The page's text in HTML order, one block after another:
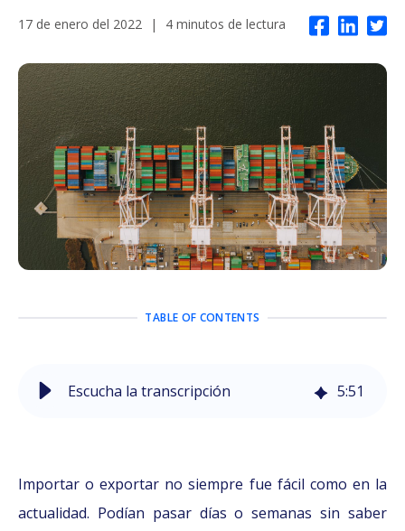
17 de enero del 2022 | 4 minutos de lectura
TABLE OF CONTENTS
Escucha la transcripción 5:51
Importar o exportar no siempre fue fácil como en la
actualidad. Podían pasar días o semanas sin saber